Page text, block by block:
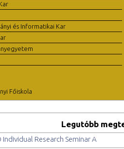
és Informatikai Kar
Főiskola
Legutóbb
Individual Research Seminar A